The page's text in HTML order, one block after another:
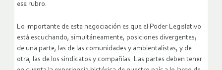
ese rubro.
Lo importante de esta negociación es que el Poder Legislativo
está escuchando, simultáneamente, posiciones divergentes;
de una parte, las de las comunidades y ambientalistas, y de
otra, las de los sindicatos y compañías. Las partes deben tener